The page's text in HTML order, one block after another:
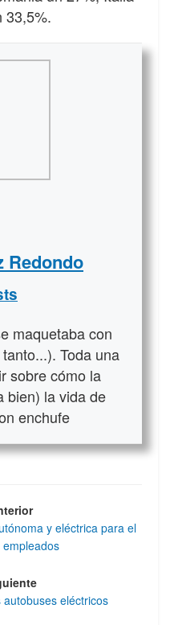
33,5%.
Redondo
maquetaba con
Toda una
sobre cómo la
bien) la vida de
enchufe
y eléctrica para el
eléctricos